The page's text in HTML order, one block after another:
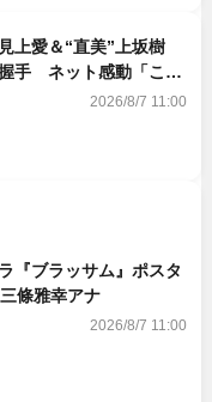
上愛＆“直美”上坂樹
手 ネット感動「この
い」
2026/8/7 11:00
『ブラッサム』ポスタ
條雅幸アナ
2026/8/7 11:00